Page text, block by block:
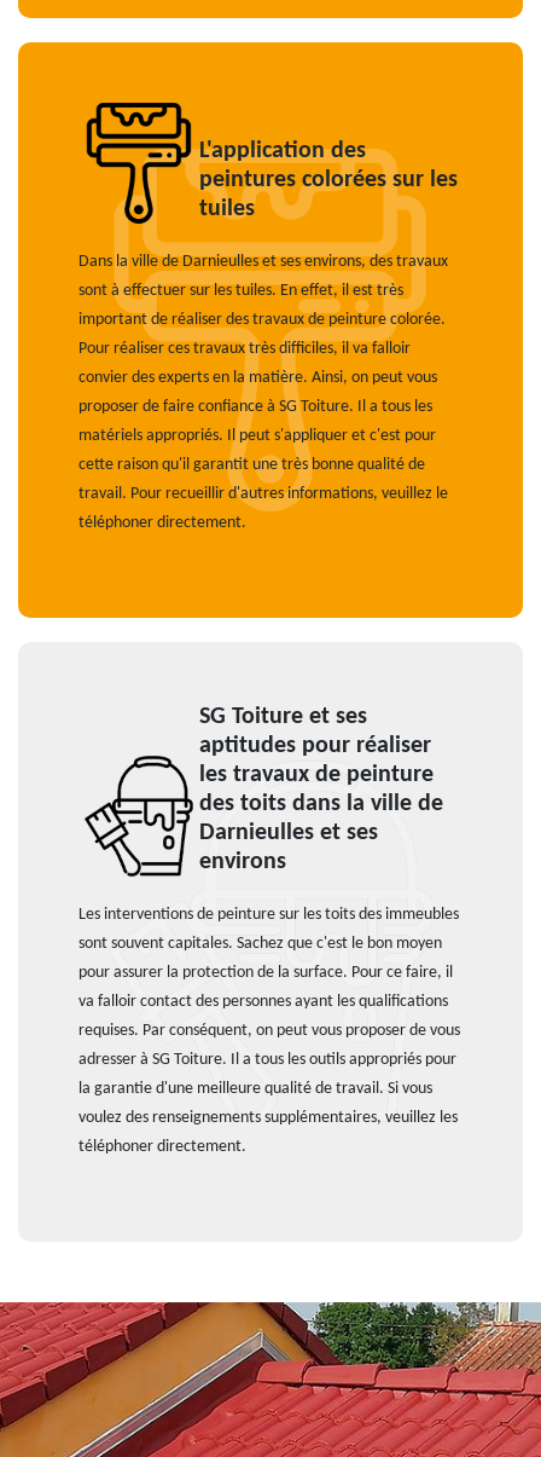
L'application des
peintures colorées sur les
tuiles
Dans la ville de Darnieulles et ses environs, des travaux
sont à effectuer sur les tuiles. En effet, il est très
important de réaliser des travaux de peinture colorée.
Pour réaliser ces travaux très difficiles, il va falloir
convier des experts en la matière. Ainsi, on peut vous
proposer de faire confiance à SG Toiture. Il a tous les
matériels appropriés. Il peut s'appliquer et c'est pour
cette raison qu'il garantit une très bonne qualité de
travail. Pour recueillir d'autres informations, veuillez le
téléphoner directement.
SG Toiture et ses
aptitudes pour réaliser
les travaux de peinture
des toits dans la ville de
Darnieulles et ses
environs
Les interventions de peinture sur les toits des immeubles
sont souvent capitales. Sachez que c'est le bon moyen
pour assurer la protection de la surface. Pour ce faire, il
va falloir contact des personnes ayant les qualifications
requises. Par conséquent, on peut vous proposer de vous
adresser à SG Toiture. Il a tous les outils appropriés pour
la garantie d'une meilleure qualité de travail. Si vous
voulez des renseignements supplémentaires, veuillez les
téléphoner directement.